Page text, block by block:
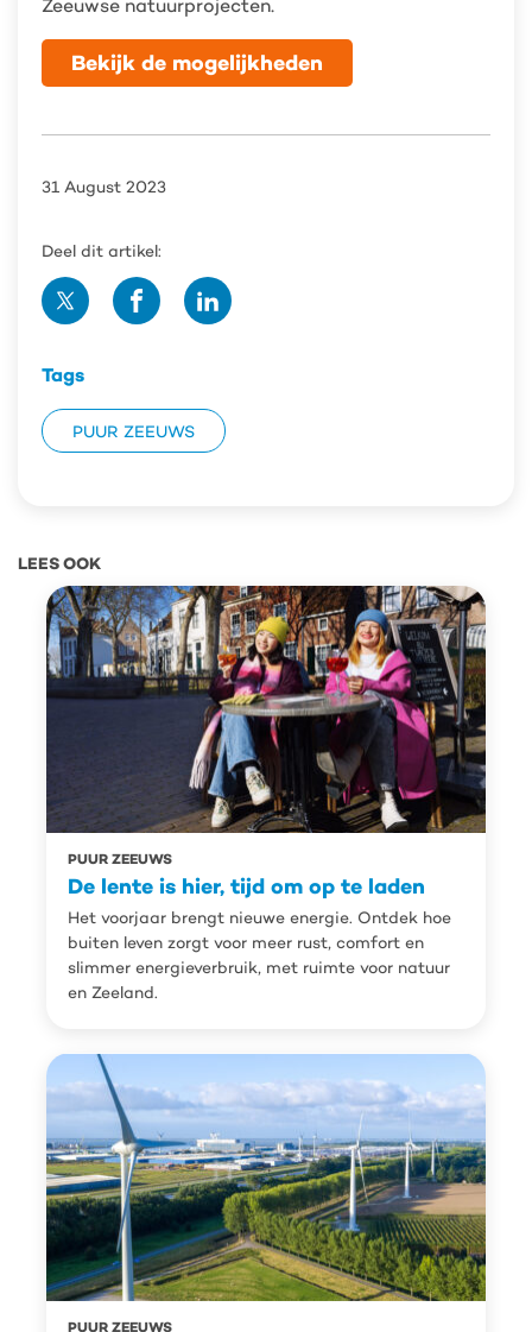
Zeeuwse natuurprojecten.
Bekijk de mogelijkheden
31 August 2023
Deel dit artikel:
Deel
op
Deel
op
Deel
op
Tags
PUUR ZEEUWS
LEES OOK
PUUR ZEEUWS
De lente is hier, tijd om op te laden
Het voorjaar brengt nieuwe energie. Ontdek hoe
buiten leven zorgt voor meer rust, comfort en
slimmer energieverbruik, met ruimte voor natuur
en Zeeland.
PUUR ZEEUWS